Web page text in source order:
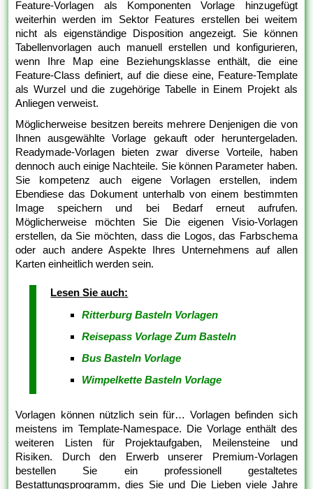
Feature-Vorlagen als Komponenten Vorlage hinzugefügt
weiterhin werden im Sektor Features erstellen bei weitem
nicht als eigenständige Disposition angezeigt. Sie können
Tabellenvorlagen auch manuell erstellen und konfigurieren,
wenn Ihre Map eine Beziehungsklasse enthält, die eine
Feature-Class definiert, auf die diese eine, Feature-Template
als Wurzel und die zugehörige Tabelle in Einem Projekt als
Anliegen verweist.
Möglicherweise besitzen bereits mehrere Denjenigen die von
Ihnen ausgewählte Vorlage gekauft oder heruntergeladen.
Readymade-Vorlagen bieten zwar diverse Vorteile, haben
dennoch auch einige Nachteile. Sie können Parameter haben.
Sie kompetenz auch eigene Vorlagen erstellen, indem
Ebendiese das Dokument unterhalb von einem bestimmten
Image speichern und bei Bedarf erneut aufrufen.
Möglicherweise möchten Sie Die eigenen Visio-Vorlagen
erstellen, da Sie möchten, dass die Logos, das Farbschema
oder auch andere Aspekte Ihres Unternehmens auf allen
Karten einheitlich werden sein.
Lesen Sie auch:
Ritterburg Basteln Vorlagen
Reisepass Vorlage Zum Basteln
Bus Basteln Vorlage
Wimpelkette Basteln Vorlage
Vorlagen können nützlich sein für… Vorlagen befinden sich
meistens im Template-Namespace. Die Vorlage enthält des
weiteren Listen für Projektaufgaben, Meilensteine und
Risiken. Durch den Erwerb unserer Premium-Vorlagen
bestellen Sie ein professionell gestaltetes
Bestattungsprogramm, dies Sie und Die Lieben viele Jahre